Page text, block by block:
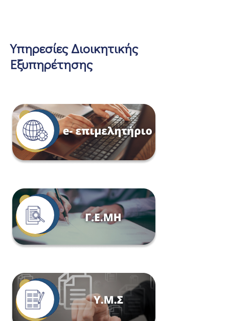
Υπηρεσίες Διοικητικής
Εξυπηρέτησης